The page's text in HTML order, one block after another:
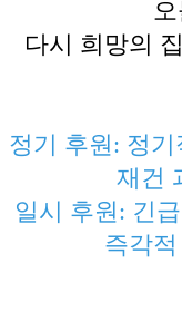
다시 희망의
정기 후원: 정
재건
일시 후원: 긴
즉각